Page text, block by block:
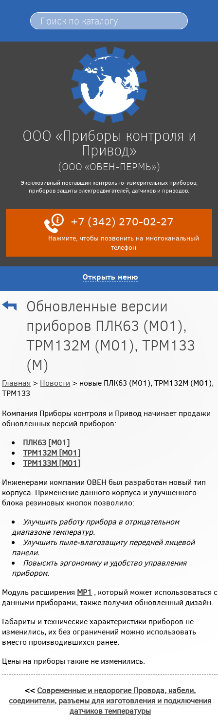
ООО «Приборы контроля и
Привод»
(ООО «ОВЕН-ПЕРМЬ»)
Эксклюзивный поставщик контрольно-измерительных приборов,
приборов защиты электродвигателей, датчиков и приводов.
+7 (342) 270-02-27
Нажмите, чтобы позвонить на многоканальный
телефон
Открыть меню
Обновленные версии
приборов ПЛК63 (М01),
ТРМ132М (М01), ТРМ133
(М)
Главная > Новости > новые ПЛК63 (М01), ТРМ132М (М01),
ТРМ133
Компания Приборы контроля и Привод начинает продажи
обновленных версий приборов:
ПЛК63 [М01]
ТРМ132М [М01]
ТРМ133М [М01]
Инженерами компании ОВЕН был разработан новый тип
корпуса. Применение данного корпуса и улучшенного
блока резиновых кнопок позволило:
Улучшить работу прибора в отрицательном
диапазоне температур.
Улучшить пыле-влагозащиту передней лицевой
панели.
Повысить эргономику и удобство управления
прибором.
Модуль расширения МР1 , который может использоваться с
данными приборами, также получил обновленный дизайн.
Габариты и технические характеристики приборов не
изменились, их без ограничений можно использовать
вместо производившихся ранее.
Цены на приборы также не изменились.
<< Современные и недорогие Провода, кабели,
соединители, разъемы для изготовления и подключения
датчиков температуры